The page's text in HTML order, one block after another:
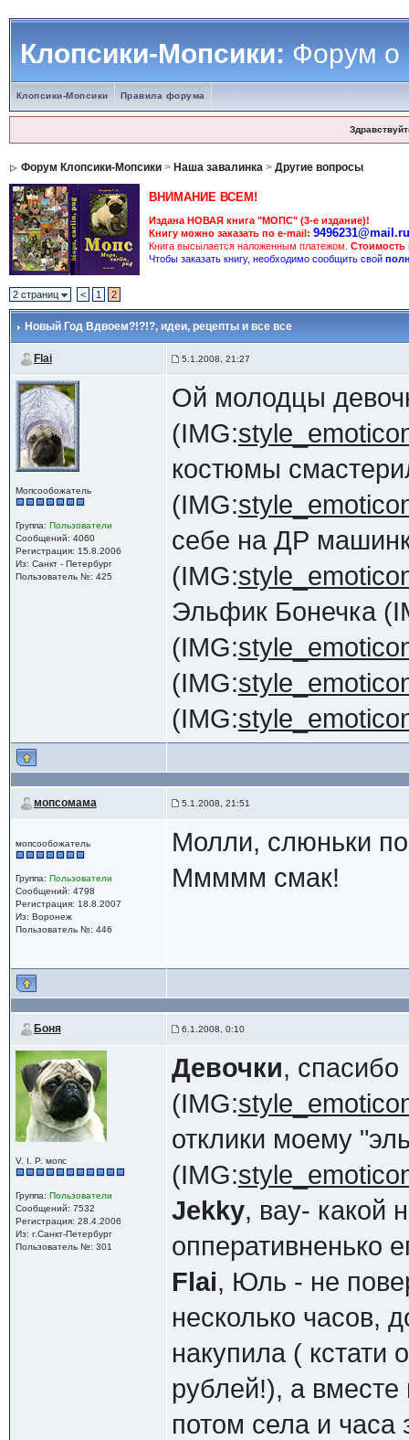
Клопсики-Мопсики:Форум о
Клопсики-Мопсики Правила форума
Форум Клопсики-Мопсики> Наша завалинка> Другие вопросы
ВНИМАНИЕ ВСЕМ!
Издана НОВАЯ книга "МОПС" (3-е издание)!
Книгу можно заказать по e-mail: 9496231@mail.ru
Книга высылается наложенным платежом. Стоимость
Чтобы заказать книгу, необходимо сообщить свой
2 страниц < 1 2
Новый Год Вдвоем?!?!?, идеи, рецепты и все все
Flai 5.1.2008, 21:27
Мопсообожатель
Группа: Пользователи
Сообщений: 4060
Регистрация: 15.8.2006
Из: Санкт - Петербург
Пользователь №: 425
Ой молодцы
(IMG:
костюмы
(IMG:
себе на ДР
(IMG:
Эльфик Бонечка
(IMG:
(IMG:
(IMG:
мопсомама 5.1.2008, 21:51
мопсообожатель
Группа: Пользователи
Сообщений: 4798
Регистрация: 18.8.2007
Из: Воронеж
Пользователь №: 446
Молли, слюньки
Ммммм смак!
Боня 6.1.2008, 0:10
V. I. P. мопс
Группа: Пользователи
Сообщений: 7532
Регистрация: 28.4.2006
Из: г.Санкт-Петербург
Пользователь №: 301
Девочки, спасибо
(IMG:
отклики моему
(IMG:
Jekky, вау- какой
опперативненько
Flai, Юль - не
несколько часов,
накупила (
рублей!), а вместе
потом села и